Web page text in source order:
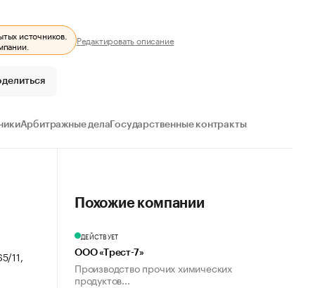
источников. Редактировать описание
Арбитражные дела Государственные контракты
11,
Похожие компании
ДЕЙСТВУЕТ
ООО «Трест-7»
Производство прочих химических
продуктов...